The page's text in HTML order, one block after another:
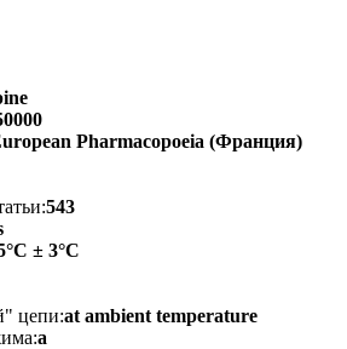
Pharmacopoeia (Франция)
543
± 3°C
цепи:at ambient temperature
a